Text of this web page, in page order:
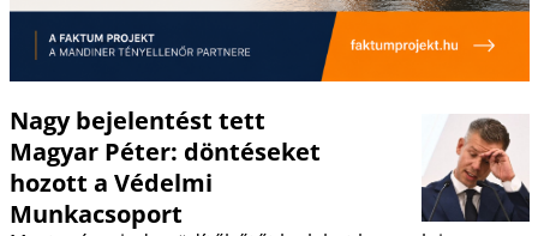
Nagy bejelentést tett
Magyar Péter: döntéseket
hozott a Védelmi
Munkacsoport